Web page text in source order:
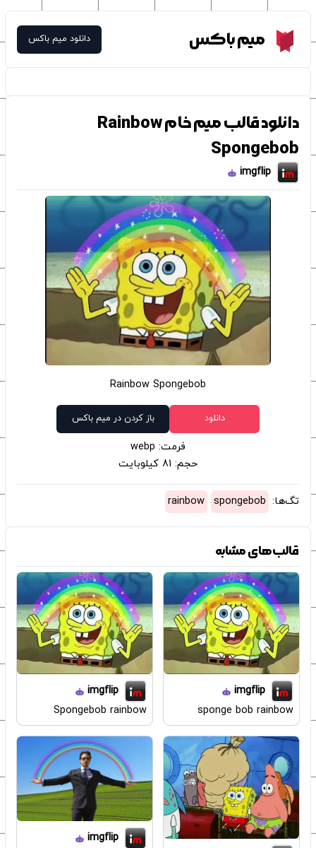
Meme Boxمیم باکس دانلود میم باکس
دانلود قالب میم خام Rainbow
Spongebob
imgflip
Rainbow Spongebob
دانلود باز کردن در میم باکس
فرمت: webp
حجم: 81 کیلوبایت
تگ‌ها: spongebob
rainbow
قالب‌های مشابه
imgflip
sponge bob rainbow
imgflip
Spongebob rainbow
imgflip